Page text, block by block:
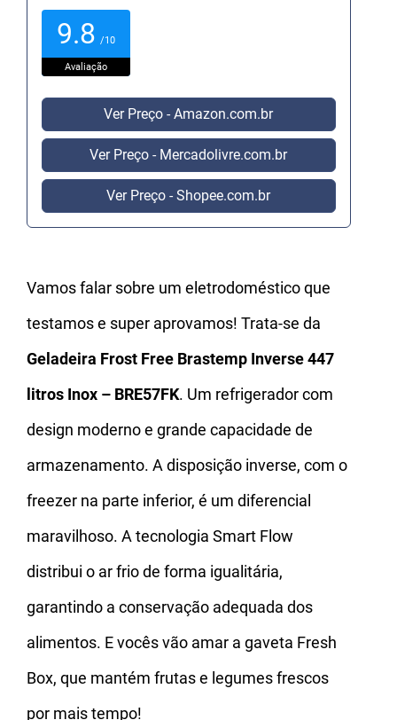
9.8 /10
Avaliação
Ver Preço - Amazon.com.br
Ver Preço - Mercadolivre.com.br
Ver Preço - Shopee.com.br
Vamos falar sobre um eletrodoméstico que
testamos e super aprovamos! Trata-se da
Geladeira Frost Free Brastemp Inverse 447
litros Inox – BRE57FK. Um refrigerador com
design moderno e grande capacidade de
armazenamento. A disposição inverse, com o
freezer na parte inferior, é um diferencial
maravilhoso. A tecnologia Smart Flow
distribui o ar frio de forma igualitária,
garantindo a conservação adequada dos
alimentos. E vocês vão amar a gaveta Fresh
Box, que mantém frutas e legumes frescos
por mais tempo!